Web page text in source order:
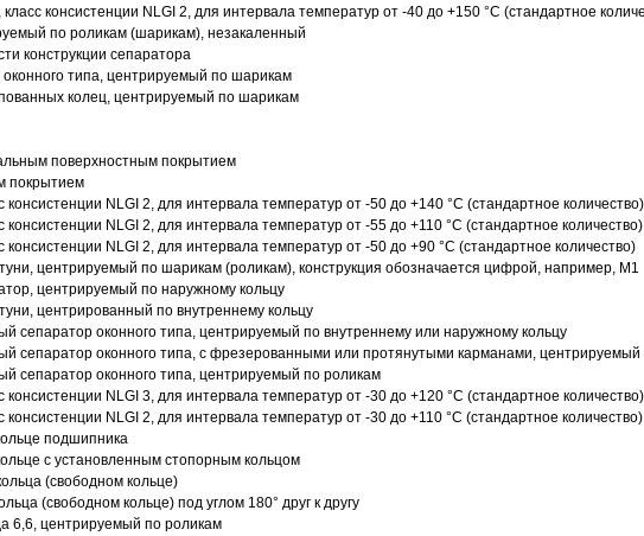
консистенции NLGI 2, для интервала температур от -40 до +150 °C (стандартное
по роликам (шарикам), незакаленный
конструкции сепаратора
типа, центрируемый по шарикам
колец, центрируемый по шарикам
поверхностным покрытием
покрытием
консистенции NLGI 2, для интервала температур от -50 до +140 °C (стандартное количество)
NLGI 2, для интервала температур от -55 до +110 °C (стандартное количество)
NLGI 2, для интервала температур от -50 до +90 °C (стандартное количество)
центрируемый по шарикам (роликам), конструкция обозначается цифрой, например, M1
центрируемый по наружному кольцу
центрированный по внутреннему кольцу
сепаратор оконного типа, центрируемый по внутреннему или наружному кольцу
сепаратор оконного типа, с фрезерованными или протянутыми карманами, центрируемый
сепаратор оконного типа, центрируемый по роликам
консистенции NLGI 3, для интервала температур от -30 до +120 °C (стандартное количество)
NLGI 2, для интервала температур от -30 до +110 °C (стандартное количество)
подшипника
с установленным стопорным кольцом
(свободном кольце)
(свободном кольце) под углом 180° друг к другу
6,6, центрируемый по роликам